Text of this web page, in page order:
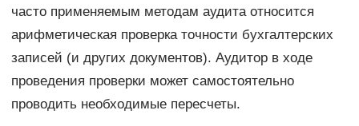
часто применяемым методам аудита относится
арифметическая проверка точности бухгалтерских
записей (и других документов). Аудитор в ходе
проведения проверки может самостоятельно
проводить необходимые пересчеты.